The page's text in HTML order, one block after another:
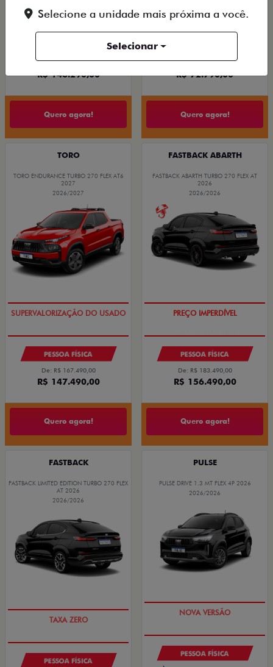
De: R$ 162.490,00
R$ 146.290,00
Quero agora!
De: R$ 85.490,00
R$ 72.790,00
Quero agora!
TORO
TORO ENDURANCE TURBO 270 FLEX AT6
2027
2026/2027
COM USADO NA TROCA
PESSOA FÍSICA
De: R$ 167.490,00
R$ 147.490,00
Quero agora!
FASTBACK ABARTH
FASTBACK ABARTH TURBO 270 FLEX AT
2026
2026/2026
SAIA DE FIAT 0KM
PESSOA FÍSICA
De: R$ 183.490,00
R$ 156.490,00
Quero agora!
FASTBACK
FASTBACK LIMITED EDITION TURBO 270 FLEX
AT 2026
2026/2026
PREÇO IMPERDÍVEL
PESSOA FÍSICA
PULSE
PULSE DRIVE 1.3 MT FLEX 4P 2026
2026/2026
PREÇO IMPERDÍVEL
PESSOA FÍSICA
Selecione a unidade mais próxima a você.
Selecionar